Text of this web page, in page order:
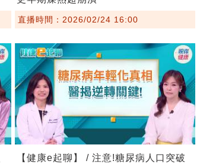
直播時間：2026/02/24 16:00
【健康e起聊】 / 注意!糖尿病人口突破